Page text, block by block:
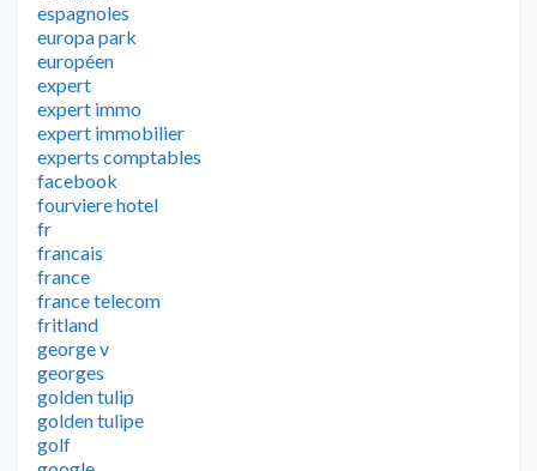
espagnoles
europa park
européen
expert
expert immo
expert immobilier
experts comptables
facebook
fourviere hotel
fr
francais
france
france telecom
fritland
george v
georges
golden tulip
golden tulipe
golf